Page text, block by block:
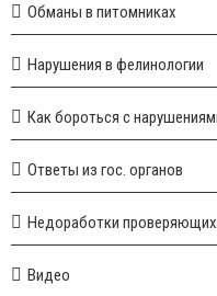
Обманы в питомниках
Нарушения в фелинологии
Как бороться с
Ответы из гос. органов
Недоработки проверяющих
Видео